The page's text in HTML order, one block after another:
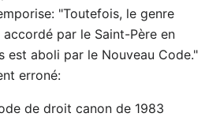
"Toutefois, le genre
par le Saint-Père en
est aboli par le Nouveau Code."
erroné:
de droit canon de 1983